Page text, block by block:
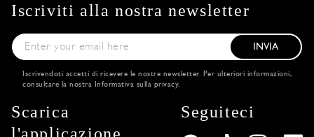
Iscriviti alla nostra newsletter
INVIA
Iscrivendoti accetti di ricevere le nostre newsletter. Per ulteriori informazioni,
consultare la nostra
Informativa sulla privacy.
Scarica
l'applicazione
Seguiteci